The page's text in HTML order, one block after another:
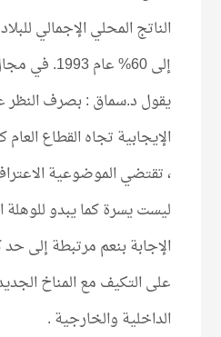
إلى 60% عام
يقول د.سماق : بصرف
الإيجابية تجاه القطاع
، تقتضي الموضوعية
ليست يسرة كما يبدو للوهلة
الإجابة بنعم مرتبطة إلى حد
على التكيف مع المناخ
الداخلية والخارجية .